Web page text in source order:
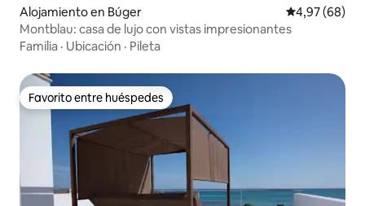
Alojamiento en Búger Calificación
4,97 (68)
Montblau: casa de lujo con vistas impresionantes
Familia · Ubicación · Pileta
Favorito entre huéspedes
Favorito entre huéspedes